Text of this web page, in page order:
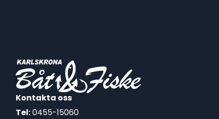
Kontakta oss
Tel:0455-15060